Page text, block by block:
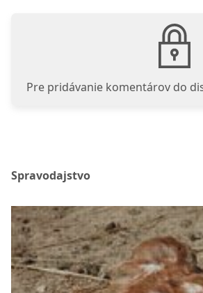
Pre pridávanie komentárov do
Spravodajstvo